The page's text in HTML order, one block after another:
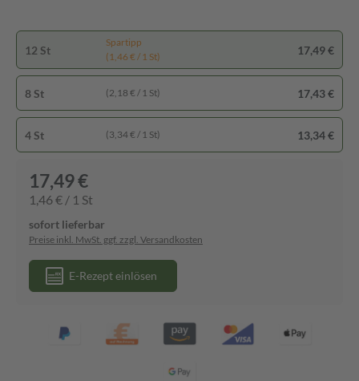
12 St
Spartipp
(1,46 € / 1 St)
17,49 €
8 St (2,18 € / 1 St) 17,43 €
4 St (3,34 € / 1 St) 13,34 €
17,49 €
1,46 € / 1 St
sofort lieferbar
Preise inkl. MwSt. ggf. zzgl. Versandkosten
E-Rezept einlösen